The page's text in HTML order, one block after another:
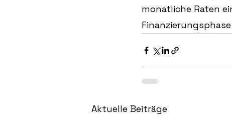
monatliche Raten
Aktuelle Beiträge